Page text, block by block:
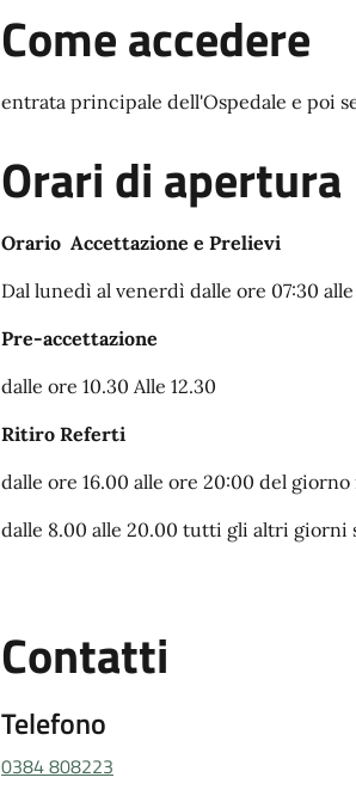
Come accedere
entrata principale dell'Ospedale e poi
Orari di apertura
Orario Accettazione e Prelievi
Dal lunedì al venerdì dalle ore 07:30
Pre-accettazione
dalle ore 10.30 Alle 12.30
Ritiro Referti
dalle ore 16.00 alle ore 20:00 del
dalle 8.00 alle 20.00 tutti gli altri giorni
Contatti
Telefono
0384 808223